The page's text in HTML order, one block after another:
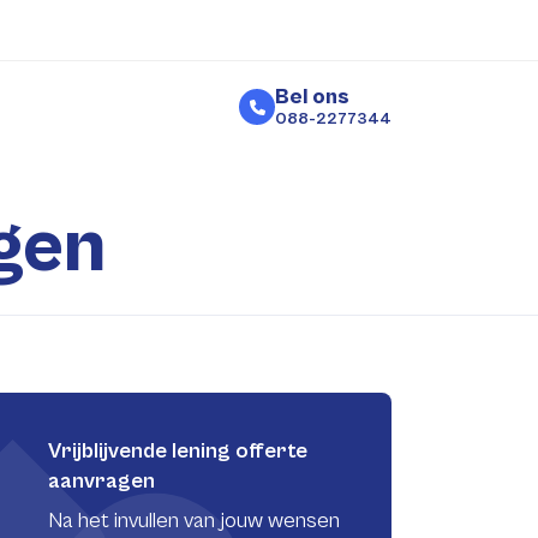
Bel ons
088-2277344
Vrijblijvende lening offerte
aanvragen
Na het invullen van jouw wensen